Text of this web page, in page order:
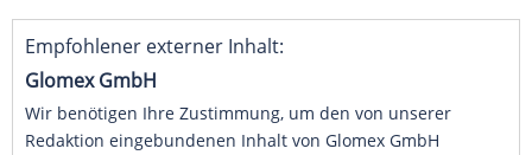
Empfohlener externer Inhalt:
Glomex GmbH
Wir benötigen Ihre Zustimmung, um den von unserer
Redaktion eingebundenen Inhalt von Glomex GmbH